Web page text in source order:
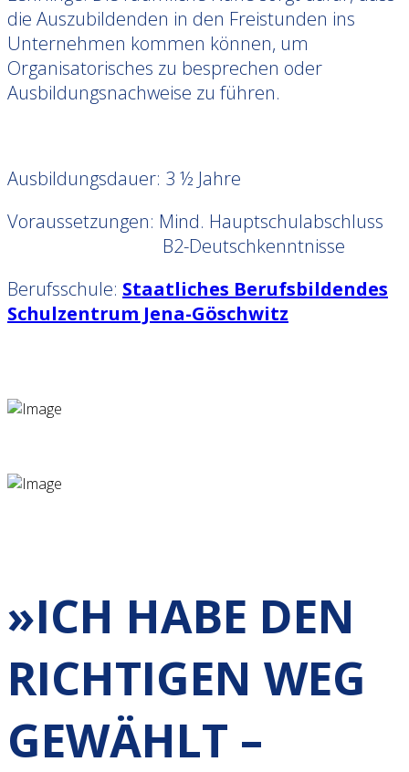
die Auszubildenden in den Freistunden ins
Unternehmen kommen können, um
Organisatorisches zu besprechen oder
Ausbildungsnachweise zu führen.
Ausbildungsdauer: 3 ½ Jahre
Voraussetzungen: Mind. Hauptschulabschluss
B2-Deutschkenntnisse
Berufsschule: Staatliches Berufsbildendes
Schulzentrum Jena-Göschwitz
»ICH HABE DEN
RICHTIGEN WEG
GEWÄHLT –